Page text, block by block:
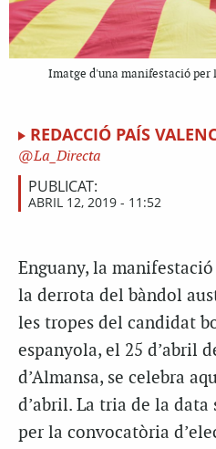
Imatge d'una manifestació per
REDACCIÓ PAÍS
La_Directa
PUBLICAT:
ABRIL 12, 2019 - 11:52
Enguany, la
la derrota del bàndol
les tropes del candidat
espanyola, el 25 d’abril
d’Almansa, se celebra
d’abril. La tria de la data
per la convocatòria